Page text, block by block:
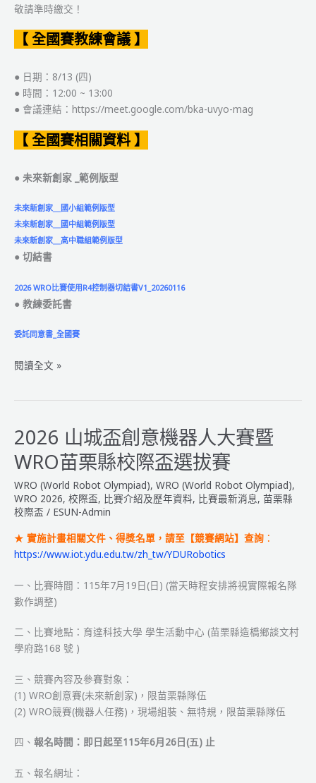
敬請準時繳交！
【 全國賽教練會議 】
● 日期：8/13 (四)
● 時間：12:00 ~ 13:00
● 會議連結：https://meet.google.com/bka-uvyo-mag
【 全國賽相關資料 】
● 未來新創家 _範例版型
未來新創家＿國小組範例版型
未來新創家＿國中組範例版型
未來新創家＿高中職組範例版型
● 切結書
2026 WRO比賽使用R4控制器切結書V1_20260116
● 教練委託書
委託同意書_全國賽
2026
WRO
際
奧
林
亞
機
人
暨
全
總
決
賽
【簡
章
&
相
資
閱讀全文 »
2026 山城盃創意機器人大賽暨
WRO苗栗縣校際盃選拔賽
WRO (World Robot Olympiad), WRO (World Robot Olympiad),
WRO 2026, 校際盃, 比賽介紹及歷年資料, 比賽最新消息, 苗栗縣
校際盃 / ESUN-Admin
★ 實施計畫相關文件、得獎名單，請至【競賽網站】查詢 ：
https://www.iot.ydu.edu.tw/zh_tw/YDURobotics
一、比賽時間：115年7月19日(日) (當天時程安排將視實際報名隊
數作調整)
二、比賽地點：育達科技大學 學生活動中心 (苗栗縣造橋鄉談文村
學府路168 號 )
三、競賽內容及參賽對象：
(1) WRO創意賽(未來新創家)，限苗栗縣隊伍
(2) WRO競賽(機器人任務)，現場組裝、無特規，限苗栗縣隊伍
四、 報名時間：即日起至115年6月26日(五) 止
五、報名網址：